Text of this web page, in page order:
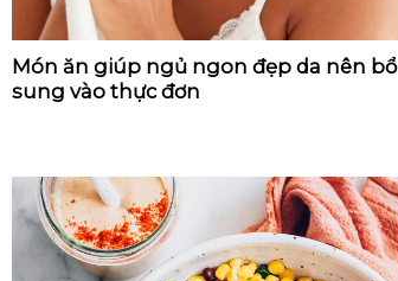
Món ăn giúp ngủ ngon đẹp da nên bổ
sung vào thực đơn